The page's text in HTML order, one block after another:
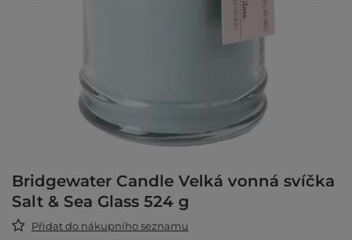
Bridgewater Candle Velká vonná svíčka
Salt & Sea Glass 524 g
Přidat do nákupního seznamu